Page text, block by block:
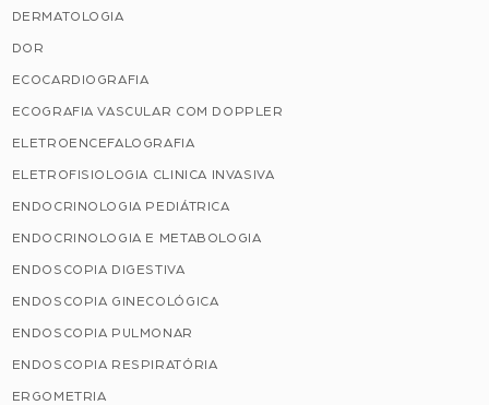
DERMATOLOGIA
DOR
ECOCARDIOGRAFIA
ECOGRAFIA VASCULAR COM DOPPLER
ELETROENCEFALOGRAFIA
ELETROFISIOLOGIA CLINICA INVASIVA
ENDOCRINOLOGIA PEDIÁTRICA
ENDOCRINOLOGIA E METABOLOGIA
ENDOSCOPIA DIGESTIVA
ENDOSCOPIA GINECOLÓGICA
ENDOSCOPIA PULMONAR
ENDOSCOPIA RESPIRATÓRIA
ERGOMETRIA